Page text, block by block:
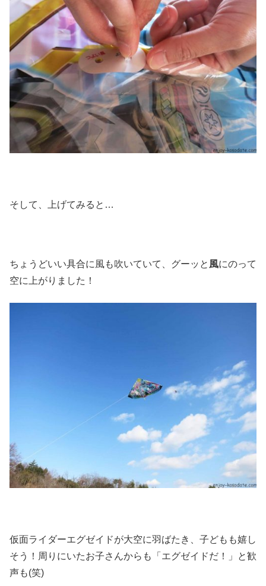
そして、上げてみると…
ちょうどいい具合に風も吹いていて、グーッと 風にのって
空に上がりました！
仮面ライダーエグゼイドが大空に羽ばたき、子どもも嬉し
そう！周りにいたお子さんからも「エグゼイドだ！」と歓
声も(笑)